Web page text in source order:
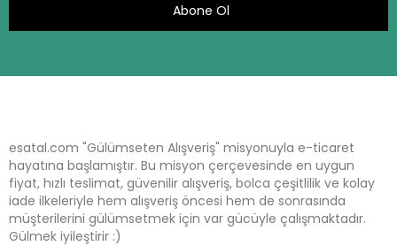
Abone Ol
esatal.com "Gülümseten Alışveriş" misyonuyla e-ticaret
hayatına başlamıştır. Bu misyon çerçevesinde en uygun
fiyat, hızlı teslimat, güvenilir alışveriş, bolca çeşitlilik ve kolay
iade ilkeleriyle hem alışveriş öncesi hem de sonrasında
müşterilerini gülümsetmek için var gücüyle çalışmaktadır.
Gülmek iyileştirir :)